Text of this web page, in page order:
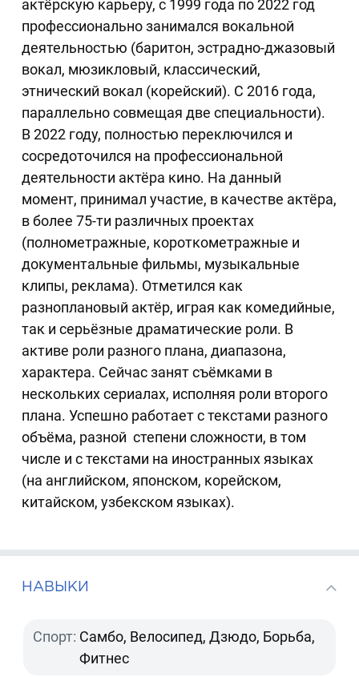
актёрскую карьеру, с 1999 года по 2022 год
профессионально занимался вокальной
деятельностью (баритон, эстрадно-джазовый
вокал, мюзикловый, классический,
этнический вокал (корейский). С 2016 года,
параллельно совмещая две специальности).
В 2022 году, полностью переключился и
сосредоточился на профессиональной
деятельности актёра кино. На данный
момент, принимал участие, в качестве актёра,
в более 75-ти различных проектах
(полнометражные, короткометражные и
документальные фильмы, музыкальные
клипы, реклама). Отметился как
разноплановый актёр, играя как комедийные,
так и серьёзные драматические роли. В
активе роли разного плана, диапазона,
характера. Сейчас занят съёмками в
нескольких сериалах, исполняя роли второго
плана. Успешно работает с текстами разного
объёма, разной степени сложности, в том
числе и с текстами на иностранных языках
(на английском, японском, корейском,
китайском, узбекском языках).
НАВЫКИ
Спорт: Самбо, Велосипед, Дзюдо, Борьба,
Фитнес